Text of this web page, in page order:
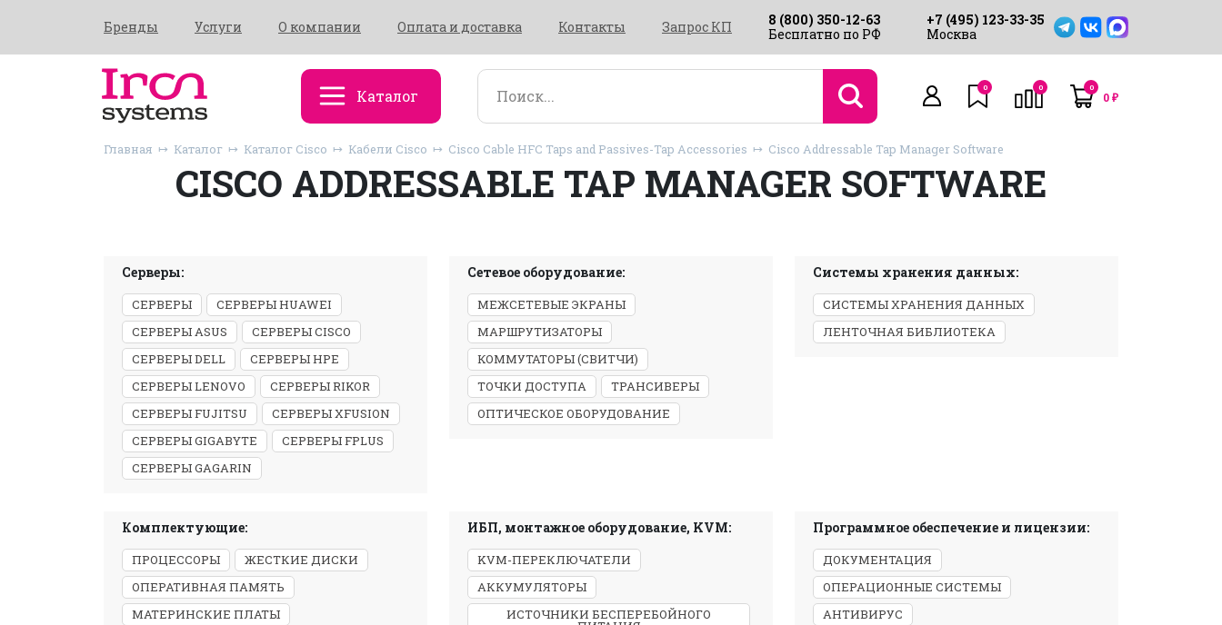
Бренды Услуги О компании Оплата и доставка Контакты Запрос КП
8 (800) 350-12-63
Бесплатно по РФ
+7 (495) 123-33-35
Москва
Каталог 0 0 0
0₽
Главная Каталог Каталог Cisco Кабели Cisco Cisco Cable HFC Taps and Passives-Tap Accessories Cisco Addressable Tap Manager Software
CISCO ADDRESSABLE TAP MANAGER SOFTWARE
Серверы:
СЕРВЕРЫ
СЕРВЕРЫ HUAWEI
СЕРВЕРЫ ASUS
СЕРВЕРЫ CISCO
СЕРВЕРЫ DELL
СЕРВЕРЫ HPE
СЕРВЕРЫ LENOVO
СЕРВЕРЫ RIKOR
СЕРВЕРЫ FUJITSU
СЕРВЕРЫ XFUSION
СЕРВЕРЫ GIGABYTE
СЕРВЕРЫ FPLUS
СЕРВЕРЫ GAGARIN
Сетевое оборудование:
МЕЖСЕТЕВЫЕ ЭКРАНЫ
МАРШРУТИЗАТОРЫ
КОММУТАТОРЫ (СВИТЧИ)
ТОЧКИ ДОСТУПА
ТРАНСИВЕРЫ
ОПТИЧЕСКОЕ ОБОРУДОВАНИЕ
Системы хранения данных:
СИСТЕМЫ ХРАНЕНИЯ ДАННЫХ
ЛЕНТОЧНАЯ БИБЛИОТЕКА
Комплектующие:
ПРОЦЕССОРЫ
ЖЕСТКИЕ ДИСКИ
ОПЕРАТИВНАЯ ПАМЯТЬ
МАТЕРИНСКИЕ ПЛАТЫ
ИБП, монтажное оборудование, KVM:
KVM-ПЕРЕКЛЮЧАТЕЛИ
АККУМУЛЯТОРЫ
ИСТОЧНИКИ БЕСПЕРЕБОЙНОГО
Программное обеспечение и лицензии:
ДОКУМЕНТАЦИЯ
ОПЕРАЦИОННЫЕ СИСТЕМЫ
АНТИВИРУС